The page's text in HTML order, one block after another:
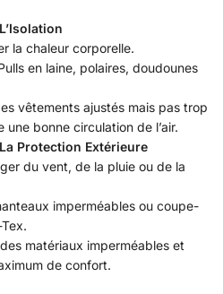
la chaleur corporelle.
en laine, polaires, doudounes
vêtements ajustés mais pas trop
bonne circulation de l’air.
Protection Extérieure
du vent, de la pluie ou de la
imperméables ou coupe-
matériaux imperméables et
de confort.